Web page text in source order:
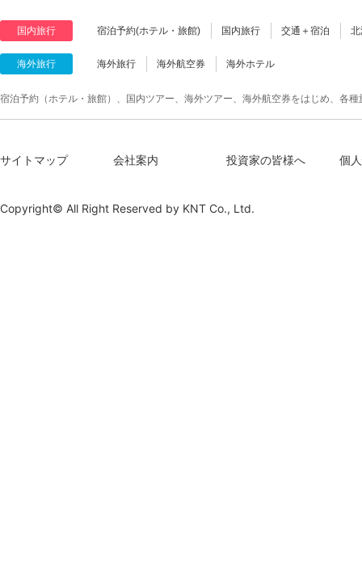
国内旅行 宿泊予約(ホテル・旅館) 国内旅行 交通＋宿泊
海外旅行 海外旅行 海外航空券 海外ホテル
宿泊予約（ホテル・旅館）、国内ツアー、海外ツアー、海外航空券をはじめ、各
サイトマップ 会社案内 投資家の皆様へ 個
Copyright© All Right Reserved by KNT Co., Ltd.